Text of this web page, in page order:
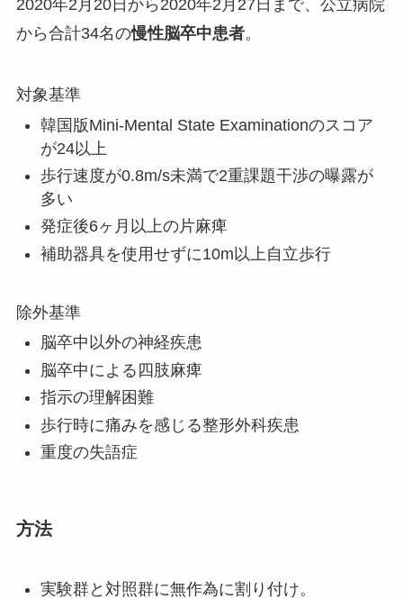
2020年2月20日から2020年2月27日まで、公立病院
から合計34名の慢性脳卒中患者。
対象基準
韓国版Mini-Mental State Examinationのスコア
が24以上
歩行速度が0.8m/s未満で2重課題干渉の曝露が
多い
発症後6ヶ月以上の片麻痺
補助器具を使用せずに10m以上自立歩行
除外基準
脳卒中以外の神経疾患
脳卒中による四肢麻痺
指示の理解困難
歩行時に痛みを感じる整形外科疾患
重度の失語症
方法
実験群と対照群に無作為に割り付け。